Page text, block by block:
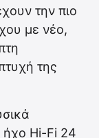
την πιο
με νέο,
της
ήχο Hi-Fi 24